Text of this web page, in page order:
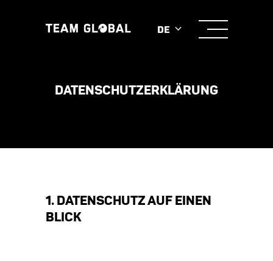
DE
DATENSCHUTZERKLÄRUNG
1. DATENSCHUTZ AUF EINEN
BLICK